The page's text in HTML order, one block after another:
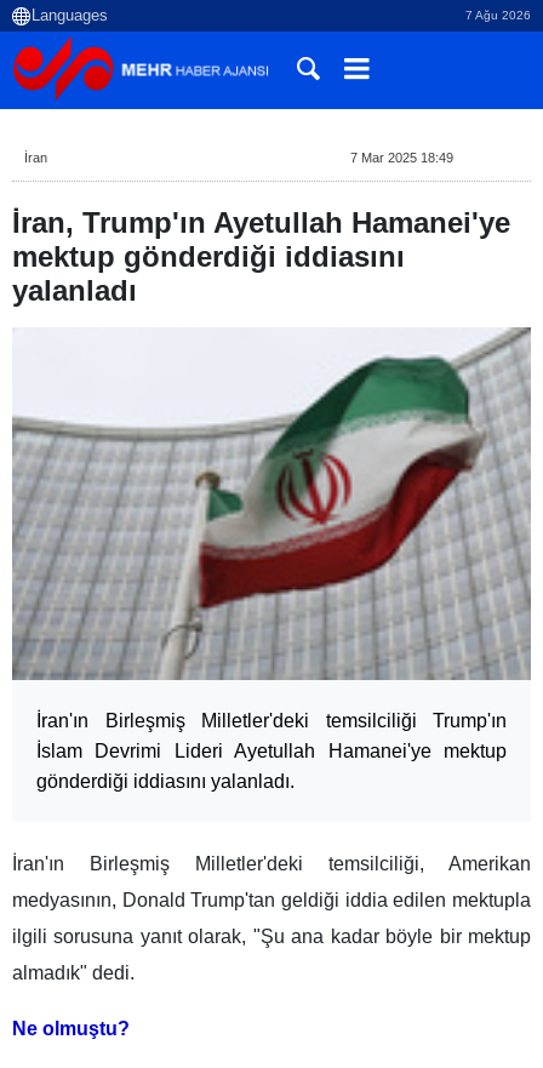
7 Ağu 2026
İran 7 Mar 2025 18:49
İran, Trump'ın Ayetullah Hamanei'ye
mektup gönderdiği iddiasını
yalanladı
İran'ın Birleşmiş Milletler'deki temsilciliği Trump'ın
İslam Devrimi Lideri Ayetullah Hamanei'ye mektup
gönderdiği iddiasını yalanladı.
İran'ın Birleşmiş Milletler'deki temsilciliği, Amerikan
medyasının, Donald Trump'tan geldiği iddia edilen mektupla
ilgili sorusuna yanıt olarak, "Şu ana kadar böyle bir mektup
almadık" dedi.
Ne olmuştu?